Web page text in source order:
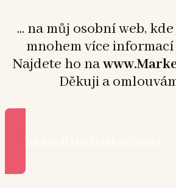
... na můj osobní web,
mnohem více informací
Najdete ho na
Děkuji a
Přejít na web MarketaKralova.cz